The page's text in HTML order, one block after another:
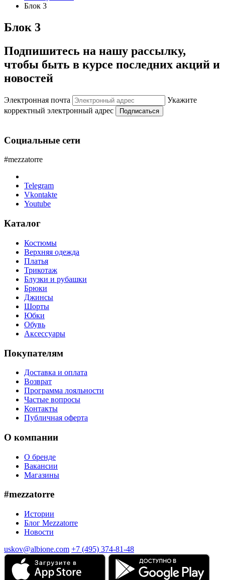
Блок 3
Блок 3
Подпишитесь на нашу рассылку,
чтобы быть в курсе последних акций и
новостей
Электронная почта
Укажите
корректный электронный адрес
Подписаться
Социальные сети
#mezzatorre
Telegram
Vkontakte
Youtube
Каталог
Костюмы
Верхняя одежда
Платья
Трикотаж
Блузки и рубашки
Брюки
Джинсы
Шорты
Юбки
Обувь
Аксессуары
Покупателям
Доставка и оплата
Возврат
Программа лояльности
Частые вопросы
Контакты
Публичная оферта
О компании
О бренде
Вакансии
Магазины
#mezzatorre
Истории
Блог Mezzatorre
Новости
uskov@albione.com +7 (495) 374-81-48